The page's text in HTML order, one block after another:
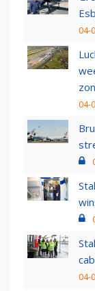
04-
04-
04-